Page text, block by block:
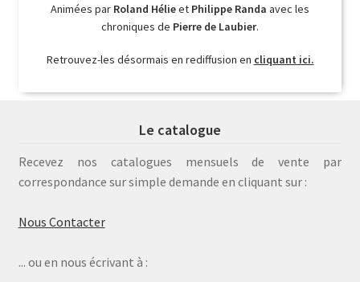
Animées par Roland Hélieet Philippe Randa avec les
chroniques de Pierre de Laubier.
Retrouvez-les désormais en rediffusion en cliquant ici.
Le catalogue
Recevez nos catalogues mensuels de vente par
correspondance sur simple demande en cliquant sur :
Nous Contacter
... ou en nous écrivant à :